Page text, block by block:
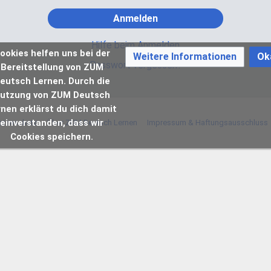
Anmelden
Hilfe beim Anmelden
Passwort vergessen?
Über ZUM Deutsch Lernen Impressum & Haftungsausschluss
helfen uns bei der
Bereitstellung von ZUM
Lernen. Durch die
von ZUM Deutsch
erklärst du dich damit
einverstanden, dass wir
Cookies speichern.
Weitere Informationen